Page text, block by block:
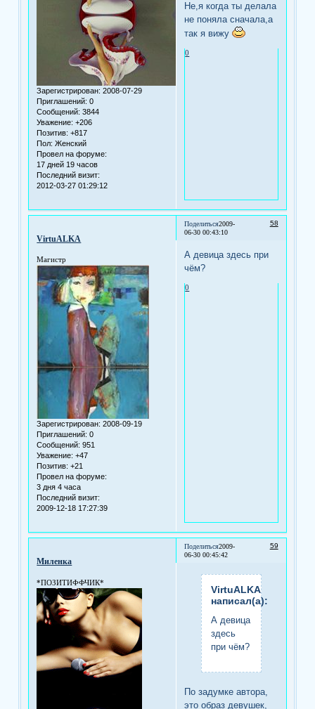
Зарегистрирован: 2008-07-29
Приглашений: 0
Сообщений: 3844
Уважение: +206
Позитив: +817
Пол: Женский
Провел на форуме:
17 дней 19 часов
Последний визит:
2012-03-27 01:29:12
Не,я когда ты делала
не поняла сначала,а
так я вижу
0
Поделиться 58
2009-
06-30 00:43:10
VirtuALKA
Магистр
Зарегистрирован: 2008-09-19
Приглашений: 0
Сообщений: 951
Уважение: +47
Позитив: +21
Провел на форуме:
3 дня 4 часа
Последний визит:
2009-12-18 17:27:39
А девица здесь при
чём?
0
Поделиться 59
2009-
06-30 00:45:42
Миленка
*ПОЗИТИФФЧИК*
VirtuALKA
написал(а):
А девица
здесь
при чём?
По задумке автора,
это образ девушек,